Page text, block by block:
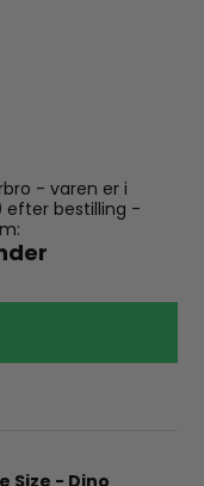
- varen er i
efter bestilling -
Size - Dino